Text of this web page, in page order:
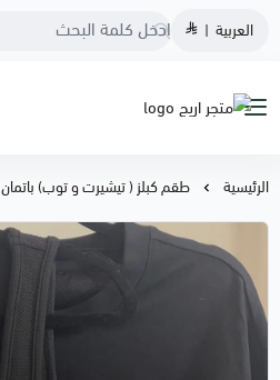
العربية |
متجر اريج
الرئيسية طقم كبلز ( تيشيرت و توب) باتمان